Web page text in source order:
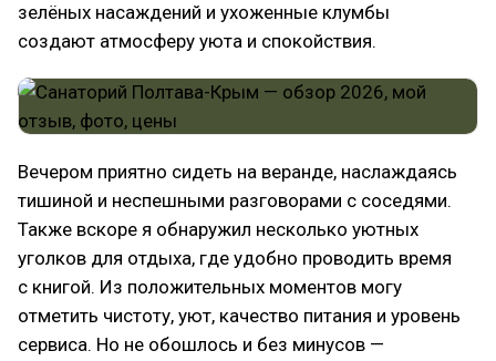
зелёных насаждений и ухоженные клумбы
создают атмосферу уюта и спокойствия.
Вечером приятно сидеть на веранде, наслаждаясь
тишиной и неспешными разговорами с соседями.
Также вскоре я обнаружил несколько уютных
уголков для отдыха, где удобно проводить время
с книгой. Из положительных моментов могу
отметить чистоту, уют, качество питания и уровень
сервиса. Но не обошлось и без минусов —